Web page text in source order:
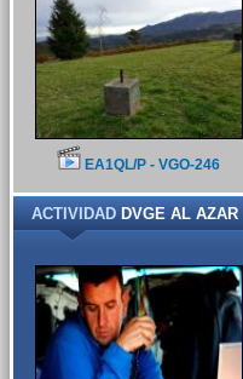
EA1QL/P - VGO-246
ACTIVIDADDVGE AL AZAR